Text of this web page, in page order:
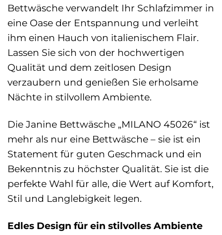
Bettwäsche verwandelt Ihr Schlafzimmer in
eine Oase der Entspannung und verleiht
ihm einen Hauch von italienischem Flair.
Lassen Sie sich von der hochwertigen
Qualität und dem zeitlosen Design
verzaubern und genießen Sie erholsame
Nächte in stilvollem Ambiente.
Die Janine Bettwäsche „MILANO 45026“ ist
mehr als nur eine Bettwäsche – sie ist ein
Statement für guten Geschmack und ein
Bekenntnis zu höchster Qualität. Sie ist die
perfekte Wahl für alle, die Wert auf Komfort,
Stil und Langlebigkeit legen.
Edles Design für ein stilvolles Ambiente